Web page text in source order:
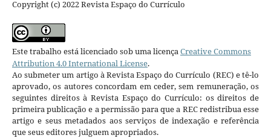
Copyright (c) 2022 Revista Espaço do Currículo
Este trabalho está licenciado sob uma licençaCreative Commons
Attribution 4.0 International License.
Ao submeter um artigo à Revista Espaço do Currículo (REC) e tê-lo
aprovado, os autores concordam em ceder, sem remuneração, os
seguintes direitos à Revista Espaço do Currículo: os direitos de
primeira publicação e a permissão para que a REC redistribua esse
artigo e seus metadados aos serviços de indexação e referência
que seus editores julguem apropriados.